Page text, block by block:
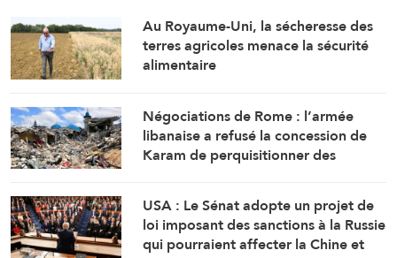
Au Royaume-Uni, la sécheresse des
terres agricoles menace la sécurité
alimentaire
Négociations de Rome : l’armée
libanaise a refusé la concession de
Karam de perquisitionner des
USA : Le Sénat adopte un projet de
loi imposant des sanctions à la Russie
qui pourraient affecter la Chine et